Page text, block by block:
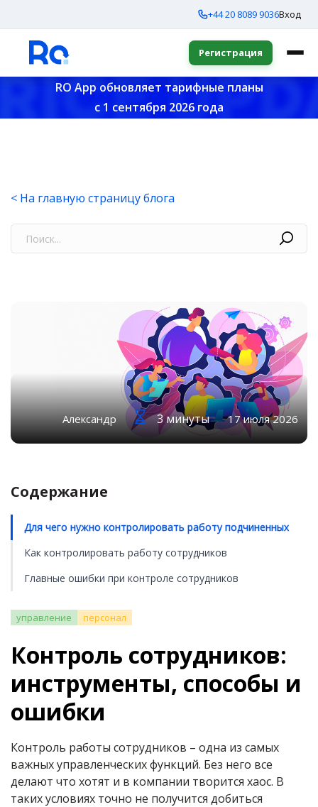
+44 20 8089 9036Вход
Регистрация
RO App обновляет тарифные планы
с 1 сентября 2026 года
< На главную страницу блога
Александр 3 минуты 17 июля 2026
Содержание
Для чего нужно контролировать работу подчиненных
Как контролировать работу сотрудников
Главные ошибки при контроле сотрудников
управление персонал
Контроль сотрудников:
инструменты, способы и
ошибки
Контроль работы сотрудников – одна из самых
важных управленческих функций. Без него все
делают что хотят и в компании творится хаос. В
таких условиях точно не получится добиться